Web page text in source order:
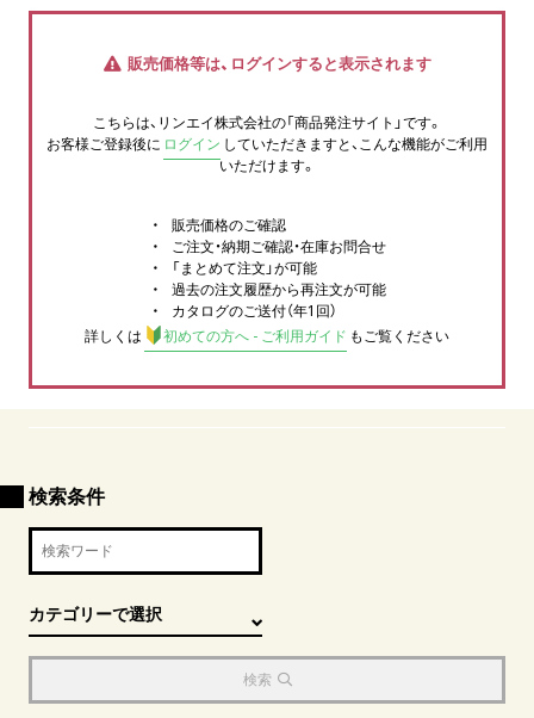
販売価格等は、ログインすると表示されます
こちらは、リンエイ株式会社の「商品発注サイト」です。
お客様ご登録後に ログイン していただきますと、こんな機能がご利用
いただけます。
販売価格のご確認
ご注文・納期ご確認・在庫お問合せ
「まとめて注文」が可能
過去の注文履歴から再注文が可能
カタログのご送付（年1回）
詳しくは
初めての方へ - ご利用ガイド もご覧ください
検索条件
検索